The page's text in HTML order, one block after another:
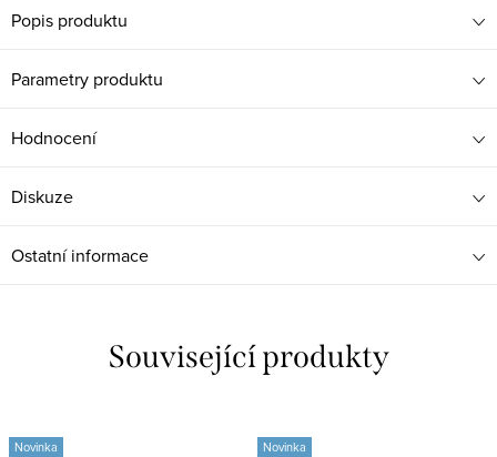
Popis produktu
Parametry produktu
Hodnocení
Diskuze
Ostatní informace
Související produkty
Novinka
Novinka